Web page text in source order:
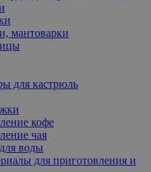
мантоварки
для кастрюль
кофе
чая
воды
для приготовления и